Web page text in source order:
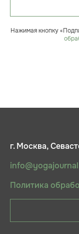
Нажимая кнопку
г. Москва,
Политика